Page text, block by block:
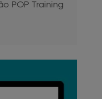
POP Training